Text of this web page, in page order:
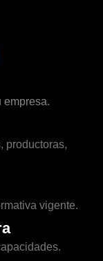
empresa.
productoras,
vigente.